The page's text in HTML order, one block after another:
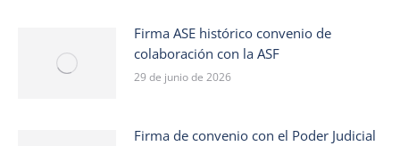
Firma ASE histórico convenio de
colaboración con la ASF
29 de junio de 2026
Firma de convenio con el Poder Judicial